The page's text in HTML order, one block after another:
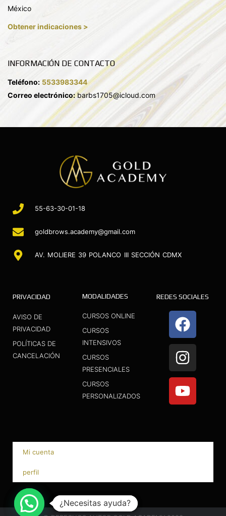
México
Obtener indicaciones >
INFORMACIÓN DE CONTACTO
Teléfono: 5533983344
Correo electrónico:barbs1705@icloud.com
¿Necesitas ayuda?
55-63-30-01-18
goldbrows.academy@gmail.com
AV. MOLIERE 39 POLANCO III SECCIÓN CDMX
PRIVACIDAD
AVISO DE
PRIVACIDAD
POLÍTICAS DE
CANCELACIÓN
MODALIDADES
CURSOS ONLINE
CURSOS
INTENSIVOS
CURSOS
PRESENCIALES
CURSOS
PERSONALIZADOS
REDES SOCIALES
F
a
c
e
b
o
o
I
n
s
t
a
g
r
m
Y
o
u
t
u
b
e
Mi cuenta
perfil
¿Necesitas ayuda?